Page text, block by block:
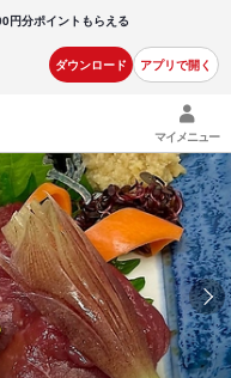
円分ポイントもらえる
ダウンロード アプリで開く
マイメニュー